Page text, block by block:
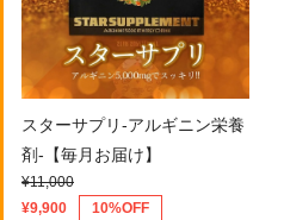
スターサプリ-アルギニン栄養
剤-【毎月お届け】
¥11,000
¥9,900
10%OFF